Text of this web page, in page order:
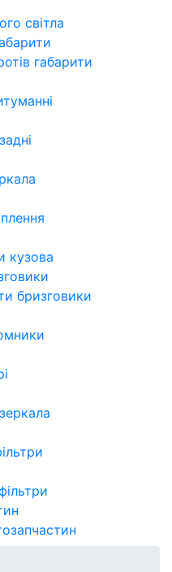
світла
габарити
кузова
бризговики